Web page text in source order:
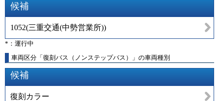
候補
1052(三重交通(中勢営業所))
*：運行中
車両区分「復刻バス（ノンステップバス）」の車両種別
候補
復刻カラー